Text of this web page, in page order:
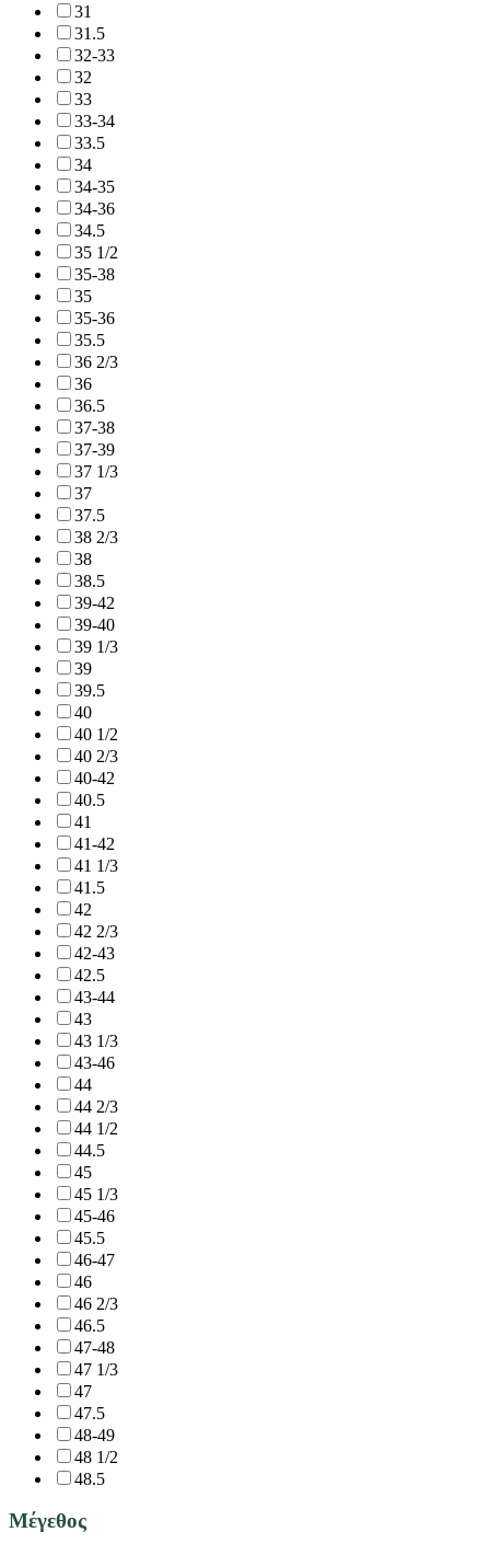
31
31.5
32-33
32
33
33-34
33.5
34
34-35
34-36
34.5
35 1/2
35-38
35
35-36
35.5
36 2/3
36
36.5
37-38
37-39
37 1/3
37
37.5
38 2/3
38
38.5
39-42
39-40
39 1/3
39
39.5
40
40 1/2
40 2/3
40-42
40.5
41
41-42
41 1/3
41.5
42
42 2/3
42-43
42.5
43-44
43
43 1/3
43-46
44
44 2/3
44 1/2
44.5
45
45 1/3
45-46
45.5
46-47
46
46 2/3
46.5
47-48
47 1/3
47
47.5
48-49
48 1/2
48.5
Μέγεθος